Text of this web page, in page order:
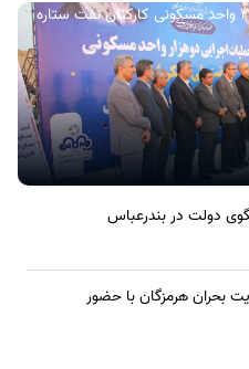
گزارش تصویری/ آیین کلنگ زنی ۲۰۰۰ واحد مسکونی کارکنان نفت ستاره
دولت در بندرعباس
بحران هرمزگان با حضور